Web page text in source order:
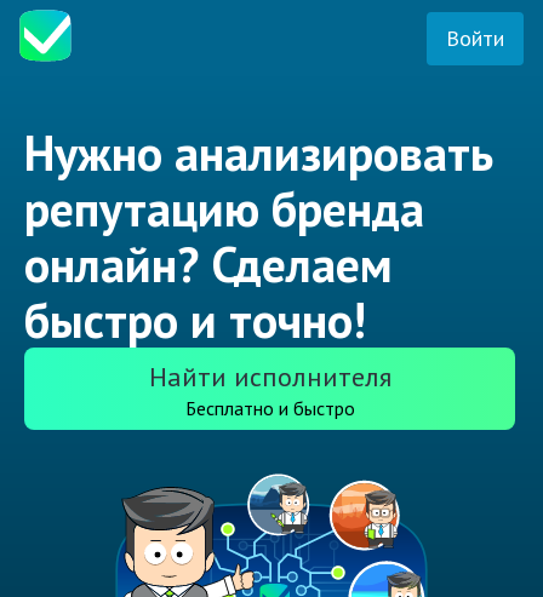
Войти
Нужно анализировать
репутацию бренда
онлайн? Сделаем
быстро и точно!
Найти исполнителя
Бесплатно и быстро